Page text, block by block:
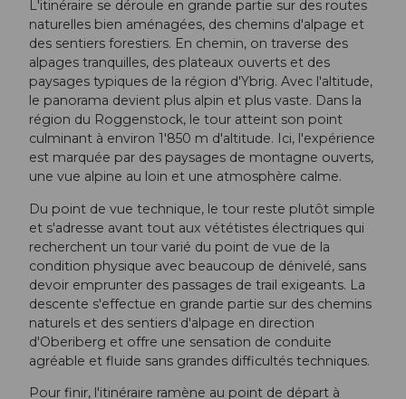
L'itinéraire se déroule en grande partie sur des routes
naturelles bien aménagées, des chemins d'alpage et
des sentiers forestiers. En chemin, on traverse des
alpages tranquilles, des plateaux ouverts et des
paysages typiques de la région d'Ybrig. Avec l'altitude,
le panorama devient plus alpin et plus vaste. Dans la
région du Roggenstock, le tour atteint son point
culminant à environ 1'850 m d'altitude. Ici, l'expérience
est marquée par des paysages de montagne ouverts,
une vue alpine au loin et une atmosphère calme.
Du point de vue technique, le tour reste plutôt simple
et s'adresse avant tout aux vététistes électriques qui
recherchent un tour varié du point de vue de la
condition physique avec beaucoup de dénivelé, sans
devoir emprunter des passages de trail exigeants. La
descente s'effectue en grande partie sur des chemins
naturels et des sentiers d'alpage en direction
d'Oberiberg et offre une sensation de conduite
agréable et fluide sans grandes difficultés techniques.
Pour finir, l'itinéraire ramène au point de départ à